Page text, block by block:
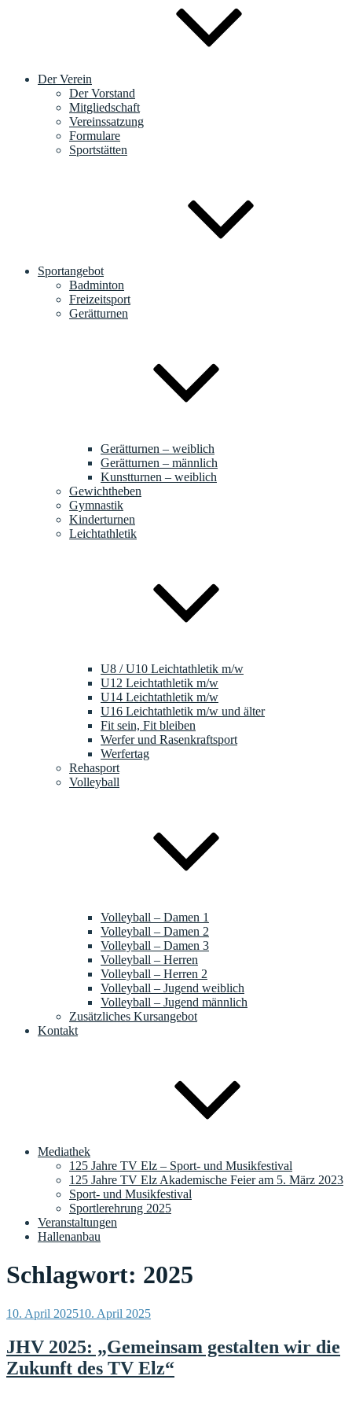
Der Verein
Der Vorstand
Mitgliedschaft
Vereinssatzung
Formulare
Sportstätten
Sportangebot
Badminton
Freizeitsport
Gerätturnen
Gerätturnen – weiblich
Gerätturnen – männlich
Kunstturnen – weiblich
Gewichtheben
Gymnastik
Kinderturnen
Leichtathletik
U8 / U10 Leichtathletik m/w
U12 Leichtathletik m/w
U14 Leichtathletik m/w
U16 Leichtathletik m/w und älter
Fit sein, Fit bleiben
Werfer und Rasenkraftsport
Werfertag
Rehasport
Volleyball
Volleyball – Damen 1
Volleyball – Damen 2
Volleyball – Damen 3
Volleyball – Herren
Volleyball – Herren 2
Volleyball – Jugend weiblich
Volleyball – Jugend männlich
Zusätzliches Kursangebot
Kontakt
Mediathek
125 Jahre TV Elz – Sport- und Musikfestival
125 Jahre TV Elz Akademische Feier am 5. März 2023
Sport- und Musikfestival
Sportlerehrung 2025
Veranstaltungen
Hallenanbau
Schlagwort: 2025
Veröffentlicht
10. April 202510. April 2025
JHV 2025: „Gemeinsam gestalten wir die
Zukunft des TV Elz“